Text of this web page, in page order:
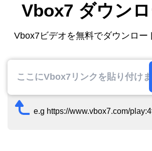
iFunny
OnlyFans
Vbox7 ダウン
Vbox7ビデオを無料でダウンロー
e.g https://www.vbox7.com/